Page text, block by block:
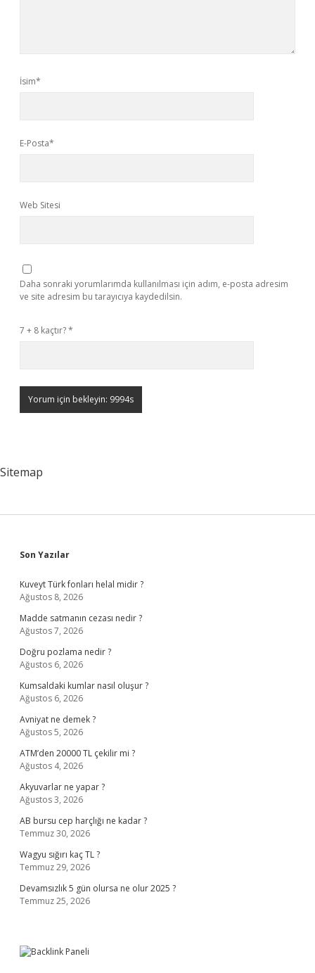
İsim*
E-Posta*
Web Sitesi
Daha sonraki yorumlarımda kullanılması için adım, e-posta adresim
ve site adresim bu tarayıcıya kaydedilsin.
7 + 8 kaçtır?*
Sitemap
Sidebar
Son Yazılar
Kuveyt Türk fonları helal midir ?
Ağustos 8, 2026
Madde satmanın cezası nedir ?
Ağustos 7, 2026
Doğru pozlama nedir ?
Ağustos 6, 2026
Kumsaldaki kumlar nasıl oluşur ?
Ağustos 6, 2026
Avniyat ne demek ?
Ağustos 5, 2026
ATM’den 20000 TL çekilir mi ?
Ağustos 4, 2026
Akyuvarlar ne yapar ?
Ağustos 3, 2026
AB bursu cep harçlığı ne kadar ?
Temmuz 30, 2026
Wagyu sığırı kaç TL ?
Temmuz 29, 2026
Devamsızlık 5 gün olursa ne olur 2025 ?
Temmuz 25, 2026